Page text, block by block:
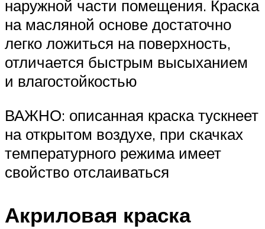
наружной части помещения. Краска
на масляной основе достаточно
легко ложиться на поверхность,
отличается быстрым высыханием
и влагостойкостью
ВАЖНО: описанная краска тускнеет
на открытом воздухе, при скачках
температурного режима имеет
свойство отслаиваться
Акриловая краска